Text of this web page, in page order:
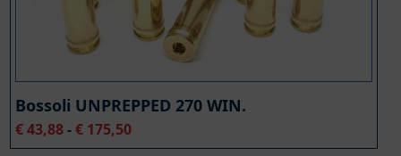
Bossoli UNPREPPED 270 WIN.
€43,88-€175,50Fascia
di